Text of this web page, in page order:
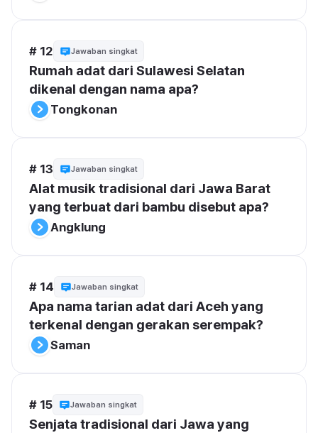
# 12 Jawaban singkat
Rumah adat dari Sulawesi Selatan
dikenal dengan nama apa?
Tongkonan
# 13 Jawaban singkat
Alat musik tradisional dari Jawa Barat
yang terbuat dari bambu disebut apa?
Angklung
# 14 Jawaban singkat
Apa nama tarian adat dari Aceh yang
terkenal dengan gerakan serempak?
Saman
# 15 Jawaban singkat
Senjata tradisional dari Jawa yang